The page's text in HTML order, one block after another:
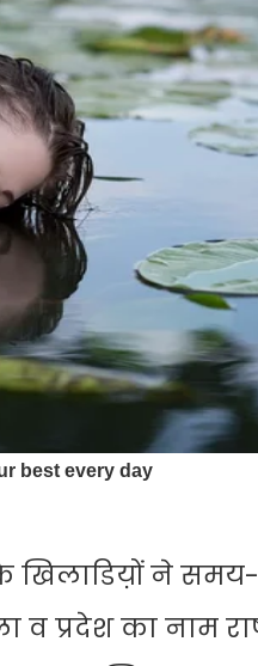
खिलाडिय़ों ने
का नाम